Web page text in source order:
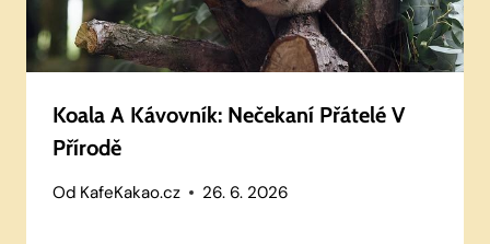
Koala A Kávovník: Nečekaní Přátelé V
Přírodě
Od KafeKakao.cz 26. 6. 2026